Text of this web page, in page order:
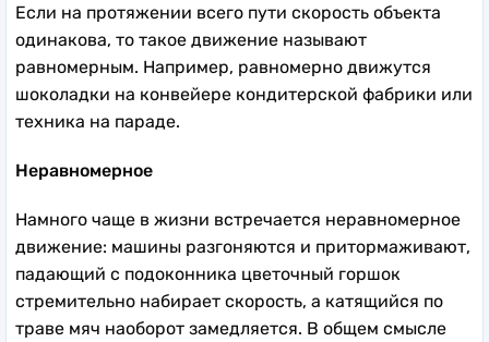
Если на протяжении всего пути скорость объекта
одинакова, то такое движение называют
равномерным. Например, равномерно движутся
шоколадки на конвейере кондитерской фабрики или
техника на параде.
Неравномерное
Намного чаще в жизни встречается неравномерное
движение: машины разгоняются и притормаживают,
падающий с подоконника цветочный горшок
стремительно набирает скорость, а катящийся по
траве мяч наоборот замедляется. В общем смысле